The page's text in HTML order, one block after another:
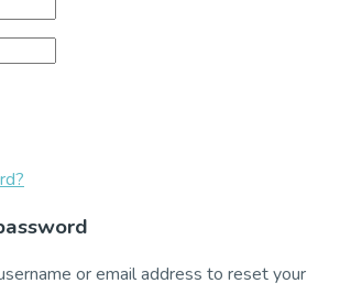
or email address to reset your